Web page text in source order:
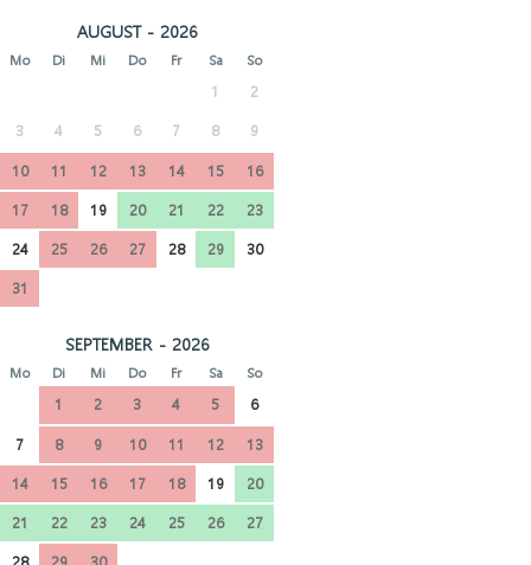
AUGUST - 2026
Mo Di Mi Do Fr Sa So
1 2
3 4 5 6 7 8 9
10 11 12 13 14 15
16
17
18 19 20 21 22
23
24
25 26 27 28 29
30
31
SEPTEMBER - 2026
Mo Di Mi Do Fr Sa So
1 2 3 4 5
6
7
8 9 10 11 12
13
14
15 16 17 18 19
20
21
22 23 24 25 26
27